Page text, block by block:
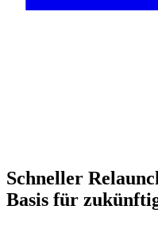
Schneller
Basis für